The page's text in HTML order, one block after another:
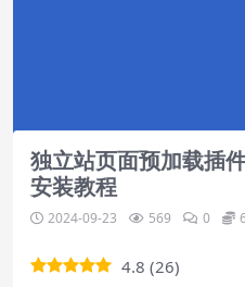
独立站页面预加载插
安装教程
2024-09-23 569 0
4.8 (26)